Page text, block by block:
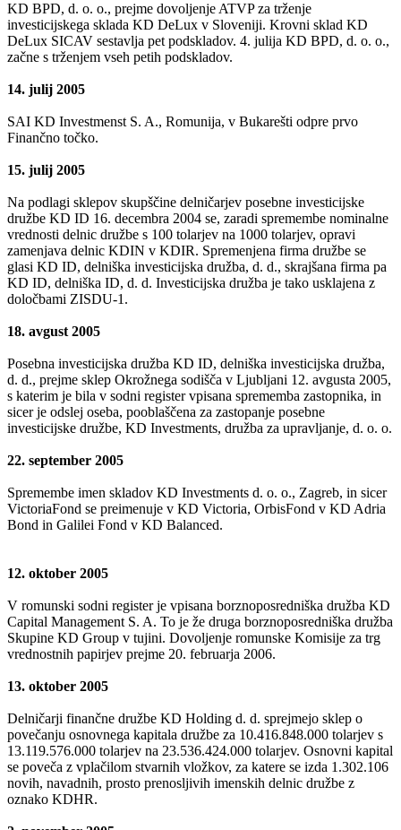
KD BPD, d. o. o., prejme dovoljenje ATVP za trženje
investicijskega sklada KD DeLux v Sloveniji. Krovni sklad KD
DeLux SICAV sestavlja pet podskladov. 4. julija KD BPD, d. o. o.,
začne s trženjem vseh petih podskladov.
14. julij 2005
SAI KD Investmenst S. A., Romunija, v Bukarešti odpre prvo
Finančno točko.
15. julij 2005
Na podlagi sklepov skupščine delničarjev posebne investicijske
družbe KD ID 16. decembra 2004 se, zaradi spremembe nominalne
vrednosti delnic družbe s 100 tolarjev na 1000 tolarjev, opravi
zamenjava delnic KDIN v KDIR. Spremenjena firma družbe se
glasi KD ID, delniška investicijska družba, d. d., skrajšana firma pa
KD ID, delniška ID, d. d. Investicijska družba je tako usklajena z
določbami ZISDU-1.
18. avgust 2005
Posebna investicijska družba KD ID, delniška investicijska družba,
d. d., prejme sklep Okrožnega sodišča v Ljubljani 12. avgusta 2005,
s katerim je bila v sodni register vpisana sprememba zastopnika, in
sicer je odslej oseba, pooblaščena za zastopanje posebne
investicijske družbe, KD Investments, družba za upravljanje, d. o. o.
22. september 2005
Spremembe imen skladov KD Investments d. o. o., Zagreb, in sicer
VictoriaFond se preimenuje v KD Victoria, OrbisFond v KD Adria
Bond in Galilei Fond v KD Balanced.
12. oktober 2005
V romunski sodni register je vpisana borznoposredniška družba KD
Capital Management S. A. To je že druga borznoposredniška družba
Skupine KD Group v tujini. Dovoljenje romunske Komisije za trg
vrednostnih papirjev prejme 20. februarja 2006.
13. oktober 2005
Delničarji finančne družbe KD Holding d. d. sprejmejo sklep o
povečanju osnovnega kapitala družbe za 10.416.848.000 tolarjev s
13.119.576.000 tolarjev na 23.536.424.000 tolarjev. Osnovni kapital
se poveča z vplačilom stvarnih vložkov, za katere se izda 1.302.106
novih, navadnih, prosto prenosljivih imenskih delnic družbe z
oznako KDHR.